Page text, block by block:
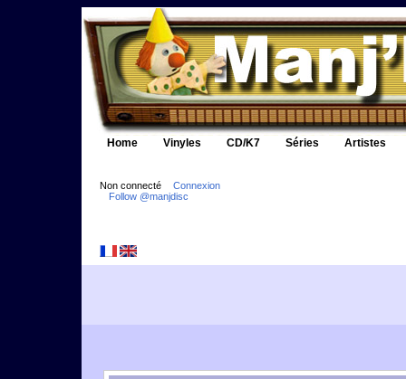
Home Vinyles CD/K7 Séries Artistes
Non connecté
Connexion
Follow @manjdisc